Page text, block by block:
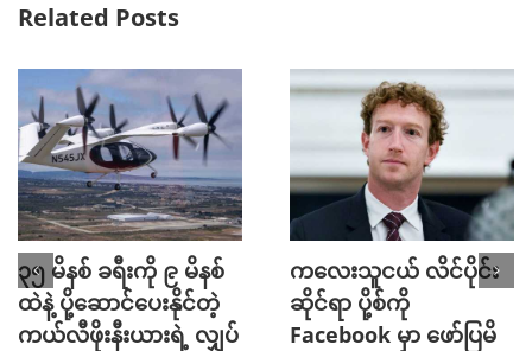
Related Posts
၃၅ မိနစ် ခရီးကို ၉ မိနစ်
ထဲနဲ့ ပို့ဆောင်ပေးနိုင်တဲ့
ကယ်လီဖိုးနီးယားရဲ့ လျှပ်
ကလေးသူငယ် လိင်ပိုင်း
ဆိုင်ရာ ပို့စ်ကို
Facebook မှာ ဖော်ပြမိ